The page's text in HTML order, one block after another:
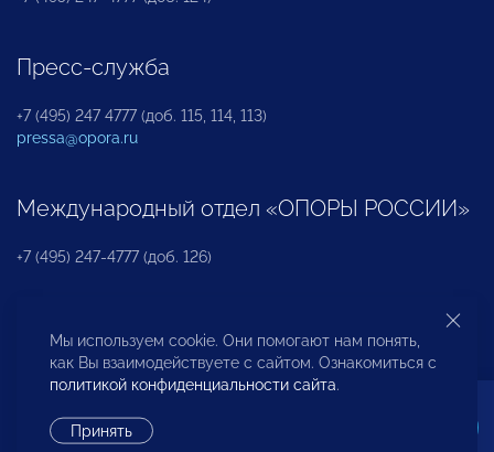
Пресс-служба
+7 (495) 247 4777 (доб. 115, 114, 113)
pressa@opora.ru
Международный отдел «ОПОРЫ РОССИИ»
+7 (495) 247-4777 (доб. 126)
Бюро по защите прав предпринимателей и
инвесторов
Мы используем cookie. Они помогают нам понять,
как Вы взаимодействуете с сайтом. Ознакомиться с
политикой конфиденциальности сайта.
Принять